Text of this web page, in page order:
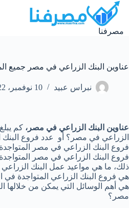
التجاوز
المحتوى
مصرفنا
عناوين البنك الزراعي في مصر جميع
نبراس عبيد 10 نوفمبر، 2022
عناوين البنك الزراعي في مصر، كم
الزراعي في مصر؟ أو عدد فروع
فروع البنك الزراعي في مصر
فروع البنك الزراعي في مصر
ذلك، ما هي مواعيد عمل البنك
هي فروع البنك الزراعي المتواجدة في
هي أهم الوسائل التي يمكن من خلالها
مصر؟